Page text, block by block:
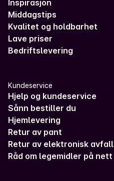
Inspirasjon
Middagstips
Kvalitet og holdbarhet
Lave priser
Bedriftslevering
Kundeservice
Hjelp og kundeservice
Sånn bestiller du
Hjemlevering
Retur av pant
Retur av elektronisk avfall
Råd om legemidler på nett